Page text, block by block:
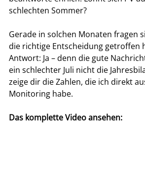
schlechten Sommer?
Gerade in solchen Monaten fragen
die richtige Entscheidung getroffen
Antwort: Ja – denn die gute
ein schlechter Juli nicht die
zeige dir die Zahlen, die ich direkt
Monitoring habe.
Das komplette Video ansehen: